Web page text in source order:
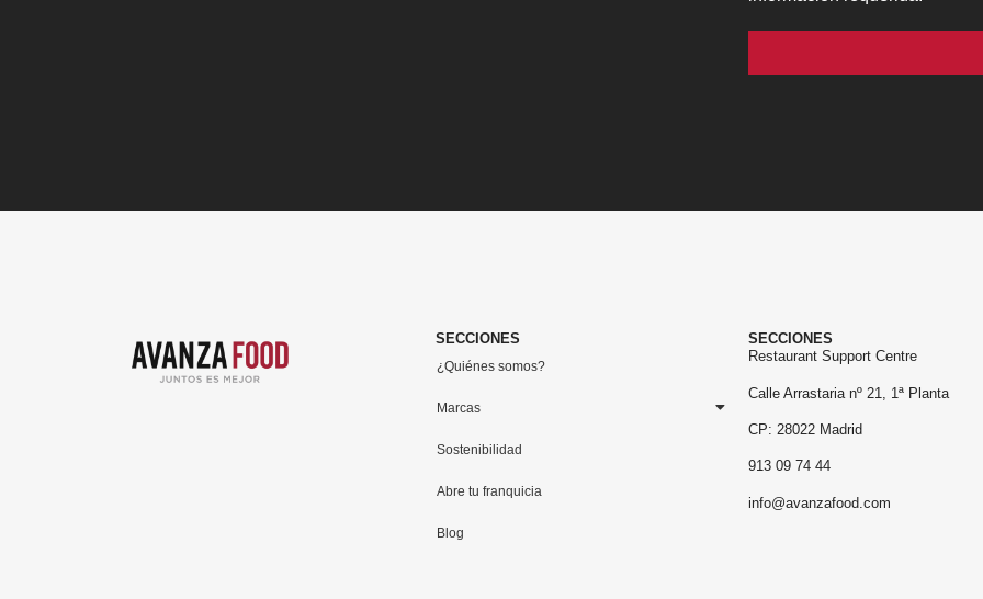
SECCIONES
¿Quiénes somos?
Marcas
Sostenibilidad
Abre tu franquicia
Blog
SECCIONES
Restaurant Support Centre
Calle Arrastaria nº 21, 1ª Planta
CP: 28022 Madrid
913 09 74 44
info@avanzafood.com